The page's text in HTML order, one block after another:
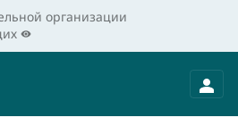
организации